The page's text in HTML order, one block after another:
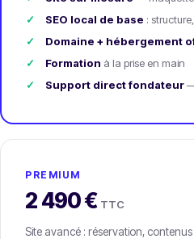
SEO local de base :
Domaine + hébergement
Formation à la prise en main
Support direct fondateur
PREMIUM
2 490 € TTC
Site avancé : réservation,